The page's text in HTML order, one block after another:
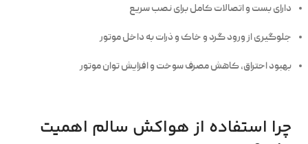
دارای بست و اتصالات کامل برای نصب سریع
جلوگیری از ورود گرد و خاک و ذرات به داخل موتور
بهبود احتراق، کاهش مصرف سوخت و افزایش توان موتور
چرا استفاده از هواکش سالم اهمیت